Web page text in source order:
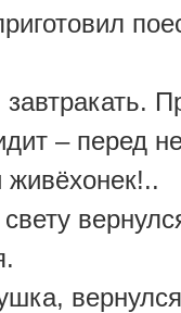
– перед
живёхонек!..